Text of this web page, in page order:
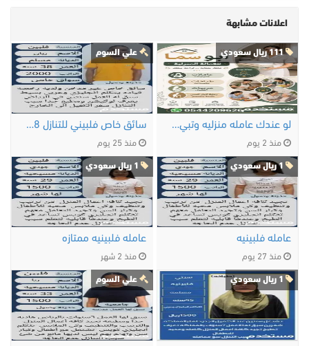
اعلانات مشابهة
111 ريال سعودي
لو عندك عامله منزليه وتبي التنازل عنها …
منذ 2 يوم
علي السوم
سائق خاص فلبيني للتنازل 0547442568
منذ 25 يوم
عامله فلبينيه
منذ 27 يوم
عامله فلبينيه ممتازه
منذ 2 شهر
علي السوم